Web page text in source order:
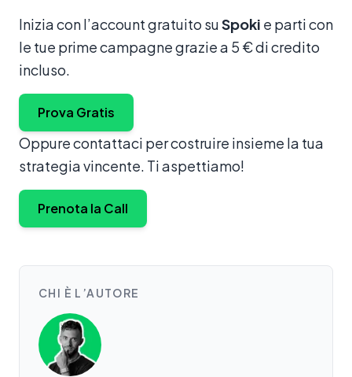
Inizia con l’account gratuito suSpoki e parti con
le tue prime campagne grazie a 5 € di credito
incluso.
Prova Gratis
Oppure contattaci per costruire insieme la tua
strategia vincente. Ti aspettiamo!
Prenota la Call
CHI È L’AUTORE